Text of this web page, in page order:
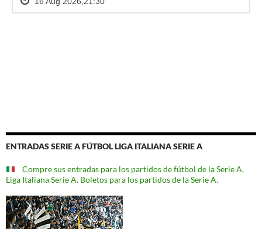
ENTRADAS SERIE A FÚTBOL LIGA ITALIANA SERIE A
Compre sus entradas para los partidos de fútbol de la Serie A,
Liga Italiana Serie A. Boletos para los partidos de la Serie A.